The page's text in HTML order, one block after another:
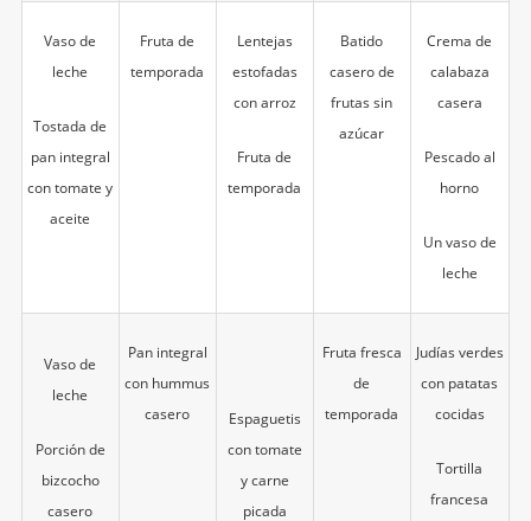
Vaso de
leche
Tostada de
pan integral
con tomate y
aceite
Fruta de
temporada
Lentejas
estofadas
con arroz
Fruta de
temporada
Batido
casero de
frutas sin
azúcar
Crema de
calabaza
casera
Pescado al
horno
Un vaso de
leche
Vaso de
leche
Porción de
bizcocho
casero
Pan integral
con hummus
casero
Espaguetis
con tomate
y carne
picada
Fruta fresca
de
temporada
Judías verdes
con patatas
cocidas
Tortilla
francesa